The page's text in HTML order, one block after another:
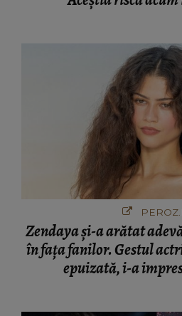
Zendaya și-a arătat
în fața fanilor. Gestul
epuizată, i-a